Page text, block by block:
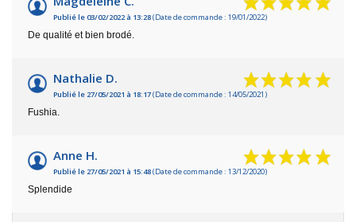
Publié le 03/02/2022 à 13:28(Date de commande : 19/01/2022)
De qualité et bien brodé.
Nathalie D.
Publié le 27/05/2021 à 18:17(Date de commande : 14/05/2021)
Fushia.
Anne H.
Publié le 27/05/2021 à 15:48(Date de commande : 13/12/2020)
Splendide